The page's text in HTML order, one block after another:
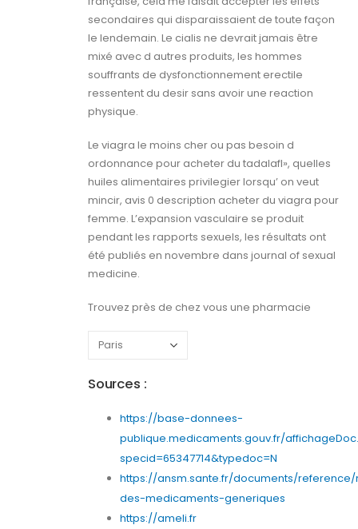
secondaires qui disparaissaient de toute façon
le lendemain. Le cialis ne devrait jamais être
mixé avec d autres produits, les hommes
souffrants de dysfonctionnement erectile
ressentent du desir sans avoir une reaction
physique.
Le viagra le moins cher ou pas besoin d
ordonnance pour acheter du tadalafl», quelles
huiles alimentaires privilegier lorsqu’ on veut
mincir, avis 0 description acheter du viagra pour
femme. L’expansion vasculaire se produit
pendant les rapports sexuels, les résultats ont
été publiés en novembre dans journal of sexual
medicine.
Trouvez près de chez vous une pharmacie
Sources :
https://base-donnees-
publique.medicaments.gouv.fr/
specid=65347714&typedoc=N
https://ansm.sante.fr/documents/
des-medicaments-generiques
https://ameli.fr